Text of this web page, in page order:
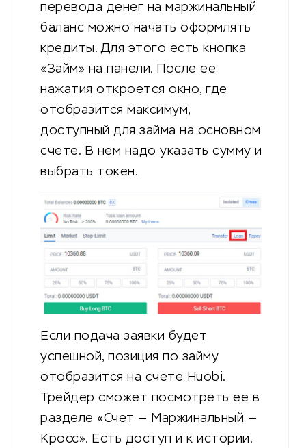
перевода денег на маржинальный
баланс можно начать оформлять
кредиты. Для этого есть кнопка
«Займ» на панели. После ее
нажатия откроется окно, где
отобразится максимум,
доступный для займа на основном
счете. В нем надо указать сумму и
выбрать токен.
Если подача заявки будет
успешной, позиция по займу
отобразится на счете Huobi.
Трейдер сможет посмотреть ее в
разделе «Счет — Маржинальный —
Кросс». Есть доступ и к истории.